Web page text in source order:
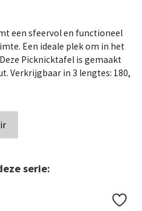
een sfeervol en functioneel
Een ideale plek om in het
Picknicktafel is gemaakt
Verkrijgbaar in 3 lengtes: 180,
serie: